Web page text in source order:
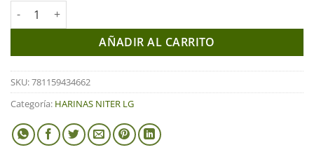
HARINA DE FAINA S/GLUTEN 700G cantidad
AÑADIR AL CARRITO
SKU:781159434662
Categoría: HARINAS NITER LG